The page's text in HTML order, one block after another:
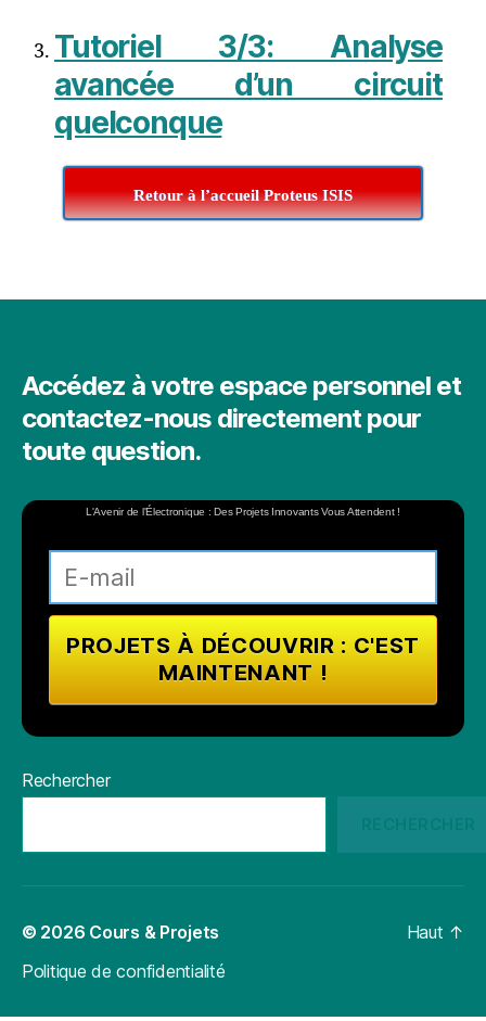
Tutoriel 3/3: Analyse
avancée d’un circuit
quelconque
Retour à l’accueil Proteus ISIS
Accédez à votre espace personnel et
contactez-nous directement pour
toute question.
L'Avenir de l'Électronique : Des Projets Innovants Vous Attendent !
Rechercher
© 2026 Cours & Projets
Politique de confidentialité
Haut ↑